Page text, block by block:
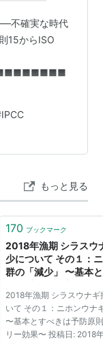
不確実な時代
15からISO
則とは何か】
原則」を取り
ます。リオ宣
IPCC
もっと見る
170 ブックマーク
2018年漁期 シラスウ
少について その１：
群の「減少」 〜基本
Lab
2018年漁期 シラスウナ
いて その１：ニホンウナ
〜基本とすべきは予防原
リー効果〜 投稿日: 2018